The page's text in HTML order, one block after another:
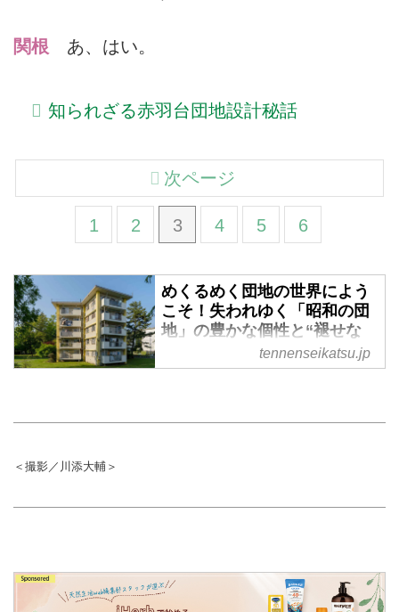
関根 あ、はい。
知られざる赤羽台団地設計秘話
1 2 3 4 5 6
次ページ
めくるめく団地の世界によう
こそ！失われゆく「昭和の団
地」の豊かな個性と“褪せな
い”魅力を団地マニア暦26年
のスタッフが紹介 - 天然生活
ーが止まらない！？「スキップ廊
下型」などを徹底解説。暴走する
tennenseikatsu.jp
＜撮影／川添大輔＞